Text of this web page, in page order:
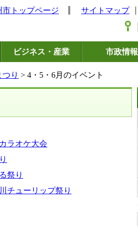
市トップページ サイトマップ
ビジネス・産業 市政情報
り > 4・5・6月のイベント
ラオケ大会
祭り
チューリップ祭り